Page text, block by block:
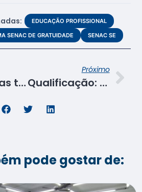
EDUCAÇÃO PROFISSIONAL
SENAC DE GRATUIDADE SENAC SE
Avançam as tratativas de implantação do restaurante-escola no TRT/SE
Próximo
Qualificação: Senac recebe novos alunos do PSG
pode gostar de: